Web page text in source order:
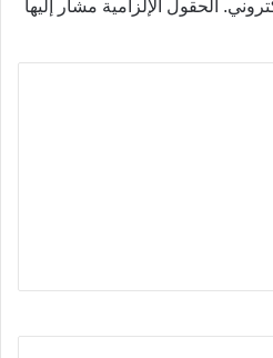
الحقول الإلزامية مشار إليها